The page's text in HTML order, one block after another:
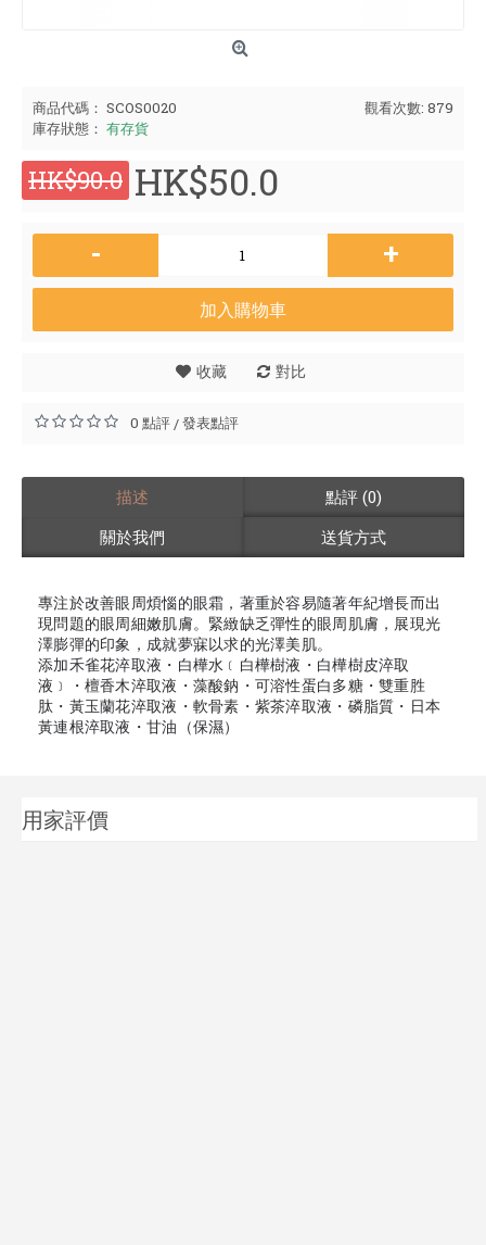
觀看次數: 879
商品代碼： SCOS0020
庫存狀態： 有存貨
HK$90.0 HK$50.0
- +
加入購物車
收藏 對比
0 點評/發表點評
描述
點評 (0)
關於我們
送貨方式
專注於改善眼周煩惱的眼霜，著重於容易隨著年紀增長而出
現問題的眼周細嫩肌膚。緊緻缺乏彈性的眼周肌膚，展現光
澤膨彈的印象，成就夢寐以求的光澤美肌。
添加禾雀花淬取液・白樺水﹝白樺樹液・白樺樹皮淬取
液﹞・檀香木淬取液・藻酸鈉・可溶性蛋白多糖・雙重胜
肽・黃玉蘭花淬取液・軟骨素・紫茶淬取液・磷脂質・日本
黃連根淬取液・甘油（保濕）
用家評價